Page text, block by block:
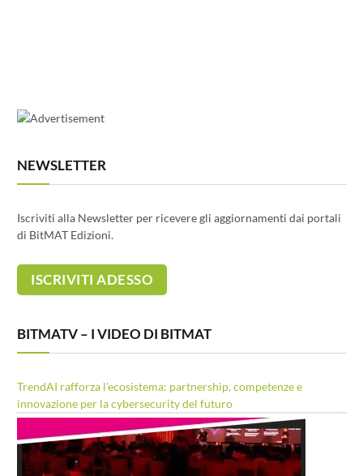
NEWSLETTER
Iscriviti alla Newsletter per ricevere gli aggiornamenti dai portali
di BitMAT Edizioni.
BITMATV – I VIDEO DI BITMAT
TrendAI rafforza l’ecosistema: partnership, competenze e
innovazione per la cybersecurity del futuro